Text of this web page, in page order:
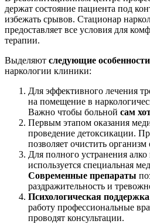
держат состояние пациента под
избежать срывов. Стационар
предоставляет все условия для
терапии.
Выделяют следующие особенности
наркологии клиники:
Для эффективного лечения
на помещение в
Важно чтобы больной сам
Первым этапом оказания
проведение детоксикации.
позволяет очистить
Для полного устранения
используется специальная
Современные препараты
раздражительность и
Психологическая поддержка
работу профессиональные
проводят консультации.